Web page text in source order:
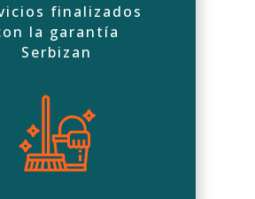
finalizados
la garantía
Serbizan